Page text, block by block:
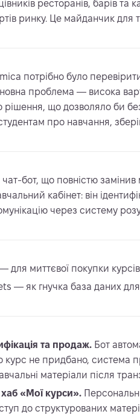
ресторанів, барів та
ринку. Це майданчик для
потрібно було
проблема — висока
рішення, що дозволяло би
про навчання,
бот, що повністю замінив
кабінет: він
через систему
для миттєвої покупки
— як гнучка база даних для
та продаж. Бот
курс не придбано, система
матеріали після
«Мої курси».
до структурованих